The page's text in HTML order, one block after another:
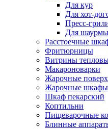
Для кур
Для хот-
Пресс-
Для шаурмы
Расстоечные
Фритюрницы
Витрины
Макароноварки
Жарочные
Жарочные шкафы
Шкаф пекарский
Коптильни
Пищеварочные
Блинные